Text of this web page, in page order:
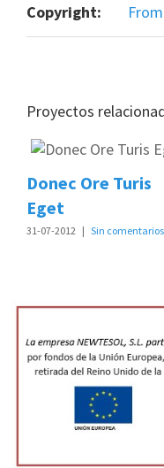
Copyright:
Proyectos
Donec Ore Turis
Eget
31-07-2012 | Sin comentarios